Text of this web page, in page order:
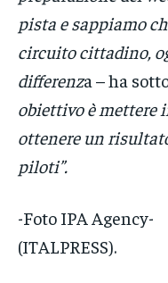
pista e sappiamo
circuito cittadino,
differenza – ha
obiettivo è mettere
ottenere un
piloti”.
-Foto IPA Agency-
(ITALPRESS).